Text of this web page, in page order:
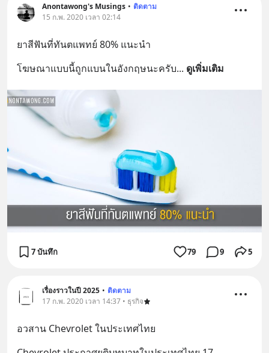
Anontawong's Musings • ติดตาม
15 ก.พ. 2020 เวลา 02:14
ยาสีฟันที่ทันตแพทย์ 80% แนะนำ
โฆษณาแบบนี้ถูกแบนในอังกฤษนะครับ... ดูเพิ่มเติม
7 บันทึก 79 9 5
เรื่องราวในปี 2025 • ติดตาม
17 ก.พ. 2020 เวลา 14:37 • ธุรกิจ
อวสาน Chevrolet ในประเทศไทย